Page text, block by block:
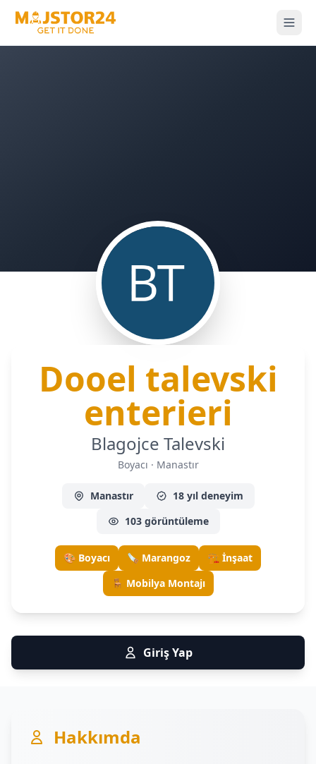
Dooel talevski
enterieri
Blagojce Talevski
Boyacı · Manastır
Manastır
18 yıl deneyim
103 görüntüleme
🎨 Boyacı 🪚 Marangoz
🏗️ İnşaat
🪑 Mobilya Montajı
Giriş Yap
Hakkımda